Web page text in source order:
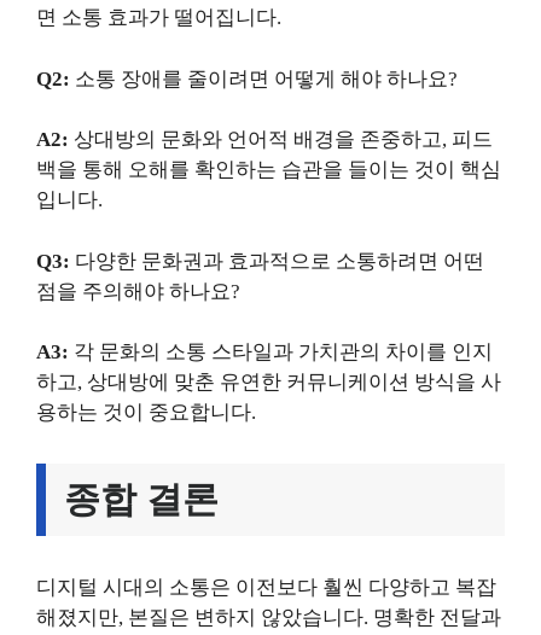
면 소통 효과가 떨어집니다.
Q2: 소통 장애를 줄이려면 어떻게 해야 하나요?
A2: 상대방의 문화와 언어적 배경을 존중하고, 피드
백을 통해 오해를 확인하는 습관을 들이는 것이 핵심
입니다.
Q3: 다양한 문화권과 효과적으로 소통하려면 어떤
점을 주의해야 하나요?
A3: 각 문화의 소통 스타일과 가치관의 차이를 인지
하고, 상대방에 맞춘 유연한 커뮤니케이션 방식을 사
용하는 것이 중요합니다.
종합 결론
디지털 시대의 소통은 이전보다 훨씬 다양하고 복잡
해졌지만, 본질은 변하지 않았습니다. 명확한 전달과